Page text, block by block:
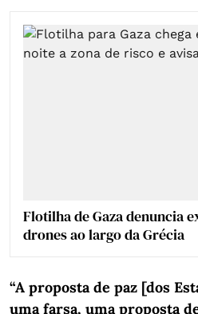
Flotilha de Gaza denuncia
drones ao largo da Grécia
“A proposta de paz [dos
uma farsa, uma proposta